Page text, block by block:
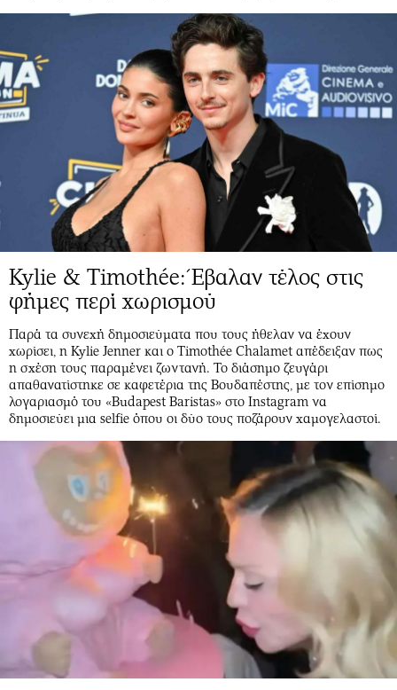
Kylie & Timothée: Έβαλαν τέλος στις
φήμες περί χωρισμού
Παρά τα συνεχή δημοσιεύματα που τους ήθελαν να έχουν
χωρίσει, η Kylie Jenner και ο Timothée Chalamet απέδειξαν πως
η σχέση τους παραμένει ζωντανή. Το διάσημο ζευγάρι
απαθανατίστηκε σε καφετέρια της Βουδαπέστης, με τον επίσημο
λογαριασμό του «Budapest Baristas» στο Instagram να
δημοσιεύει μια selfie όπου οι δύο τους ποζάρουν χαμογελαστοί.